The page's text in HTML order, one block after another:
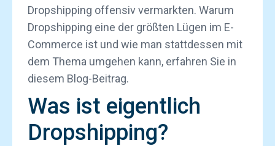
Dropshipping offensiv vermarkten. Warum
Dropshipping eine der größten Lügen im E-
Commerce ist und wie man stattdessen mit
dem Thema umgehen kann, erfahren Sie in
diesem Blog-Beitrag.
Was ist eigentlich
Dropshipping?